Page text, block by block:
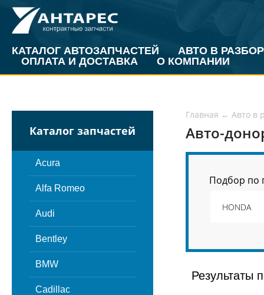
КАТАЛОГ АВТОЗАПЧАСТЕЙ
АВТО В РАЗБОР
ОПЛАТА И ДОСТАВКА
О КОМПАНИИ
Каталог запчастей
Acura
Alfa Romeo
Audi
Bentley
BMW
Cadillac
Главная ← Авто в
Авто-
Подбор по
Результаты